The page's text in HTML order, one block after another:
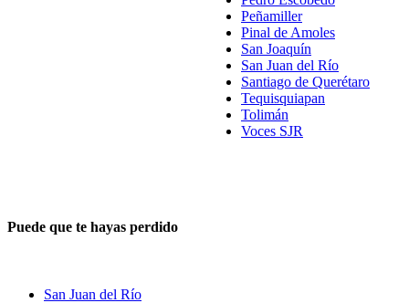
Peñamiller
Pinal de Amoles
San Joaquín
San Juan del Río
Santiago de Querétaro
Tequisquiapan
Tolimán
Voces SJR
Puede que te hayas perdido
San Juan del Río